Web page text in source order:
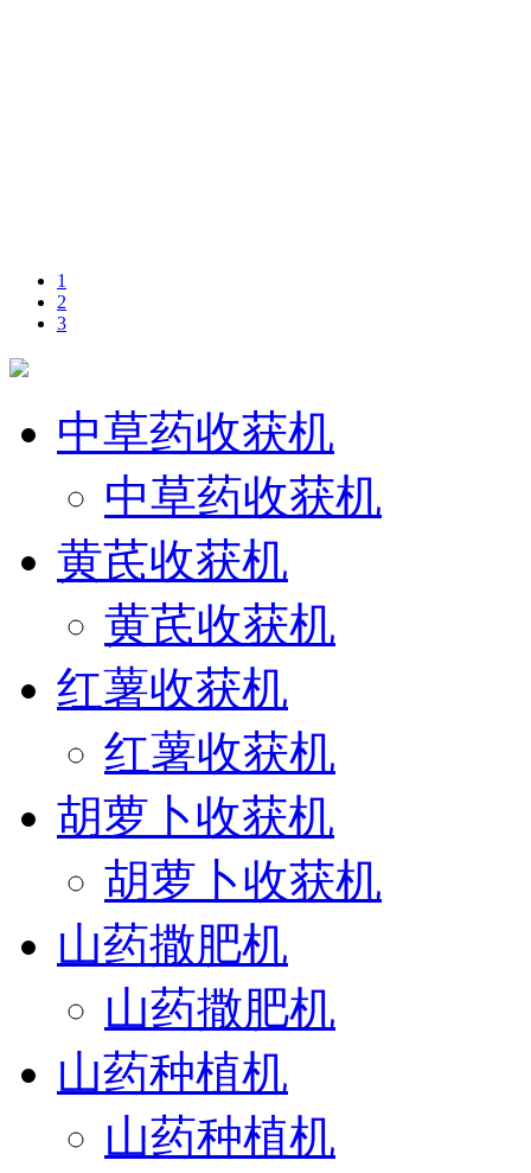
1
2
3
中草药收获机
中草药收获机
黄芪收获机
黄芪收获机
红薯收获机
红薯收获机
胡萝卜收获机
胡萝卜收获机
山药撒肥机
山药撒肥机
山药种植机
山药种植机